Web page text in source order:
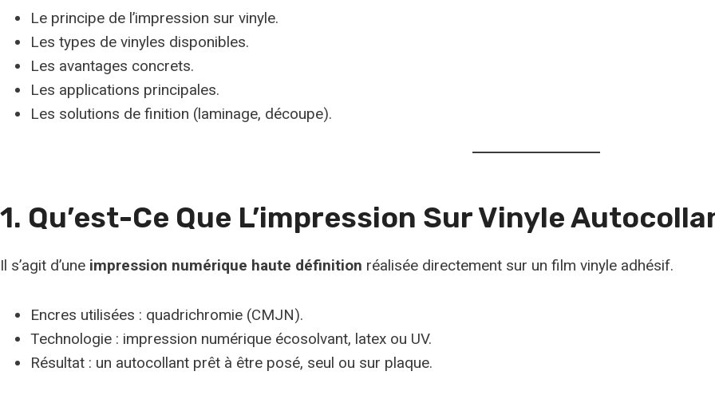
Le principe de l’impression sur vinyle.
Les types de vinyles disponibles.
Les avantages concrets.
Les applications principales.
Les solutions de finition (laminage, découpe).
1. Qu’est-Ce Que L’impression Sur Vinyle
Il s’agit d’une impression numérique haute définition réalisée directement sur un film vinyle adhésif.
Encres utilisées : quadrichromie (CMJN).
Technologie : impression numérique écosolvant, latex ou UV.
Résultat : un autocollant prêt à être posé, seul ou sur plaque.